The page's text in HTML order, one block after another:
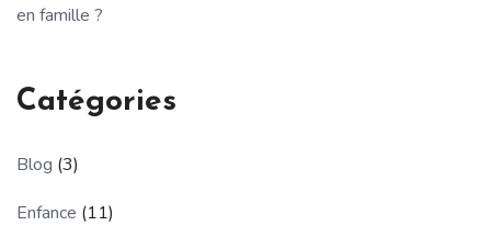
en famille ?
Catégories
Blog (3)
Enfance (11)